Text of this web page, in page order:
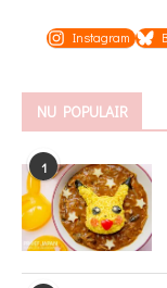
Instagram
NU POPULAIR
1